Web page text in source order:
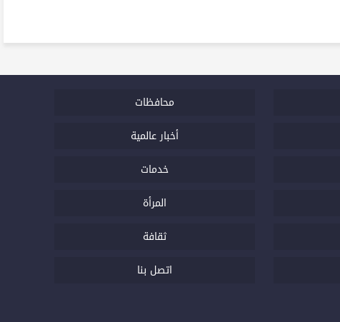
محافظات
أخبار عالمية
خدمات
المرأة
ثقافة
اتصل بنا